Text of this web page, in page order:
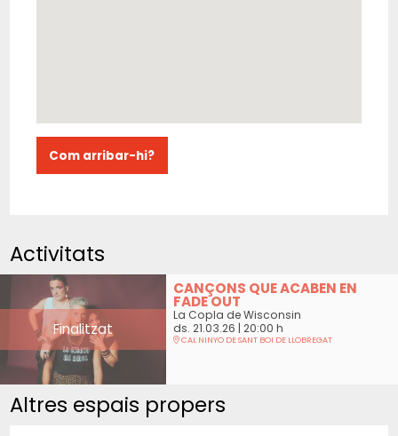
Com arribar-hi?
Activitats
Finalitzat
CANÇONS QUE ACABEN EN
FADE OUT
La Copla de Wisconsin
ds. 21.03.26 | 20:00 h
CAL NINYO DE SANT BOI DE LLOBREGAT
Altres espais propers